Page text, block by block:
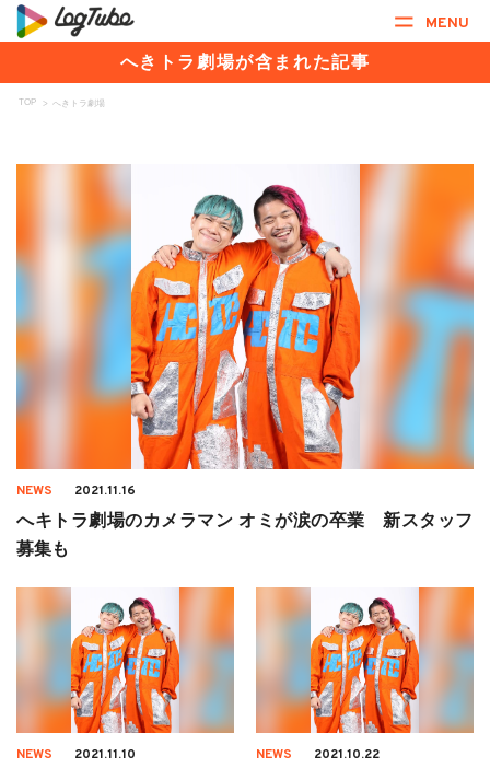
MENU
へきトラ劇場が含まれた記事
TOP > へきトラ劇場
NEWS 2021.11.16
へキトラ劇場のカメラマン オミが涙の卒業 新スタッフ
募集も
NEWS 2021.11.10 NEWS 2021.10.22